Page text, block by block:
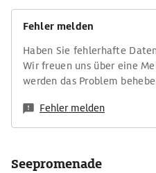
Fehler melden
Haben Sie fehlerhafte
Wir freuen uns über eine
werden das Problem
Fehler melden
Seepromenade